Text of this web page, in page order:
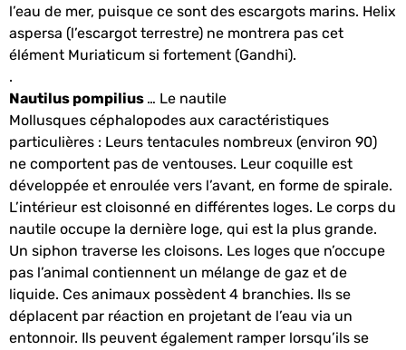
l’eau de mer, puisque ce sont des escargots marins. Helix
aspersa (l’escargot terrestre) ne montrera pas cet
élément Muriaticum si fortement (Gandhi).
.
Nautilus pompilius … Le nautile
Mollusques céphalopodes aux caractéristiques
particulières : Leurs tentacules nombreux (environ 90)
ne comportent pas de ventouses. Leur coquille est
développée et enroulée vers l’avant, en forme de spirale.
L’intérieur est cloisonné en différentes loges. Le corps du
nautile occupe la dernière loge, qui est la plus grande.
Un siphon traverse les cloisons. Les loges que n’occupe
pas l’animal contiennent un mélange de gaz et de
liquide. Ces animaux possèdent 4 branchies. Ils se
déplacent par réaction en projetant de l’eau via un
entonnoir. Ils peuvent également ramper lorsqu’ils se